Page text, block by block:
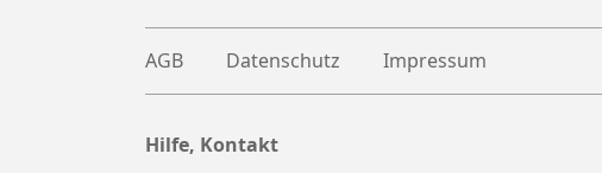
AGB Datenschutz Impressum
Hilfe, Kontakt